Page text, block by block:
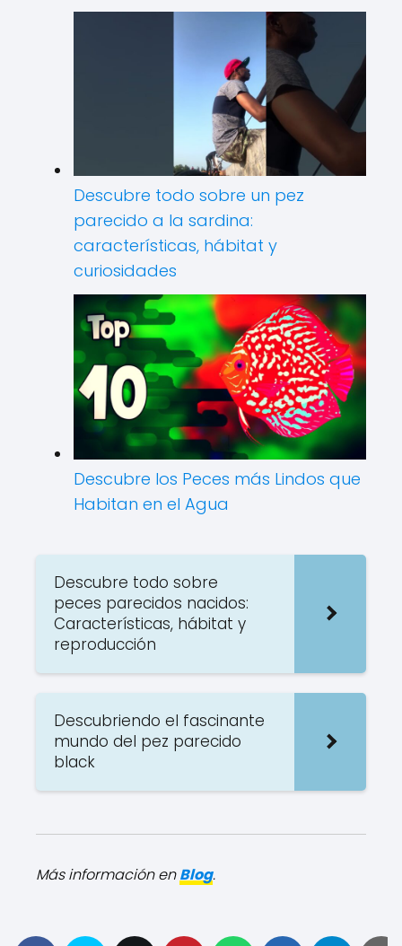
Descubre todo sobre un pez
parecido a la sardina:
características, hábitat y
curiosidades
Descubre los Peces más Lindos que
Habitan en el Agua
Descubre todo sobre
peces parecidos nacidos:
Características, hábitat y
reproducción
Descubriendo el fascinante
mundo del pez parecido
black
Más información enBlog.